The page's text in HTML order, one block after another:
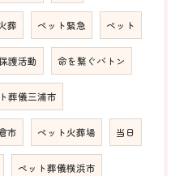
葬 ペット緊急 ペット
護活動 命を繋ぐバトン
葬儀三浦市
市 ペット火葬場 当日
ペット葬儀横浜市